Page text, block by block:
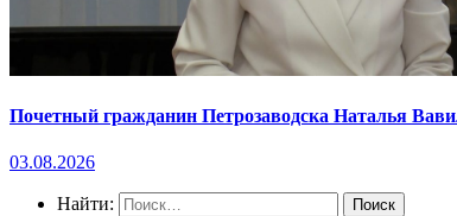
Почетный гражданин Петрозаводска Наталья
03.08.2026
Найти: